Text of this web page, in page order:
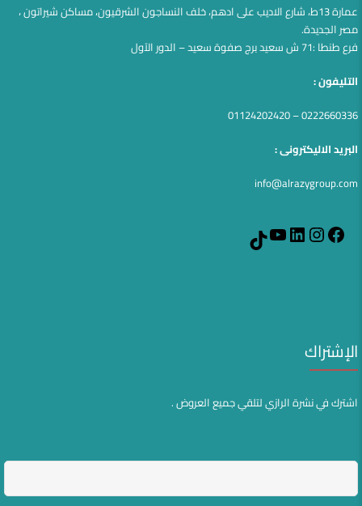
عمارة 13ط، شارع الاديب على ادهم، خلف النساجون الشرقيون، مساكن شيراتون ،
مصر الجديدة.
فرع طنطا :71 ش سعيد برج صفوة سعيد – الدور الآول
التليفون :
0222660336 – 01124202420
البريد الاليكترونى :
info@alrazygroup.com
Facebook
Instagram
LinkedIn
YouTube
الإشتراك
اشترك في نشرة الرازي لتلقي جميع العروض .